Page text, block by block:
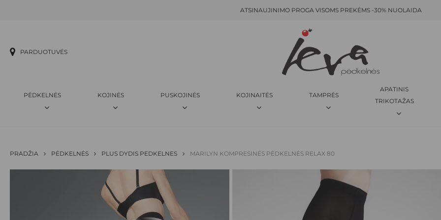
ATSINAUJINIMO PROGA VISOMS PREKĖMS -30% NUOLAIDA
PARDUOTUVĖS
PĖDKELNĖS KOJINĖS PUSKOJINĖS KOJINAITĖS TAMPRĖS
APATINIS
TRIKOTAŽAS
PRADŽIA PĖDKELNĖS PLUS DYDIS PEDKELNES MARILYN KOMPRESINĖS PĖDKELNĖS RELAX 80
El. pašto adresas nebus
JŪSŲ ĮVERTINIMAS
JŪSŲ ATSILIEPIMAS
PAVADINIMAS